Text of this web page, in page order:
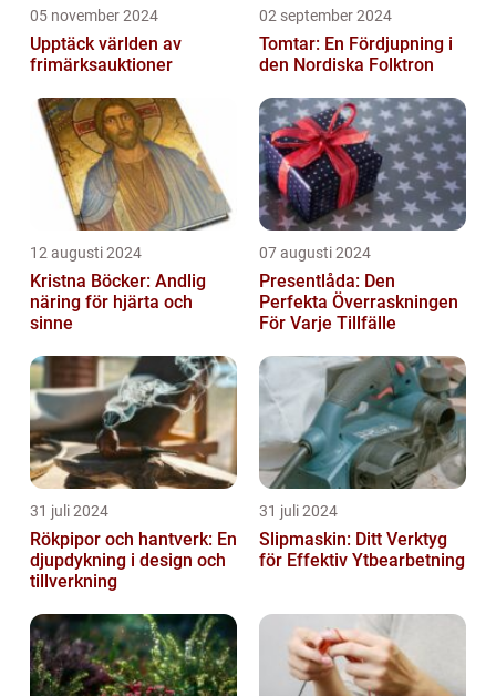
05 november 2024
Upptäck världen av
frimärksauktioner
02 september 2024
Tomtar: En Fördjupning i
den Nordiska Folktron
12 augusti 2024
Kristna Böcker: Andlig
näring för hjärta och
sinne
07 augusti 2024
Presentlåda: Den
Perfekta Överraskningen
För Varje Tillfälle
31 juli 2024
Rökpipor och hantverk: En
djupdykning i design och
tillverkning
31 juli 2024
Slipmaskin: Ditt Verktyg
för Effektiv Ytbearbetning